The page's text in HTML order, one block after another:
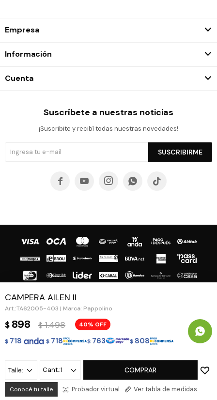
CAMPERA AILEN II
TA62005-403 | Marca: Pappolino
$ 898 $ 1.498 40
$ 718 $ 718 $ 763 $ 808
Talle:
Conocé tu talle Probador virtual Ver tabla de medidas
1 COMPRAR
Empresa
Información
Cuenta
Suscríbete a nuestras noticias
¡Suscribite y recibí todas nuestras novedades!
SUSCRIBIRME
    
Fenicio